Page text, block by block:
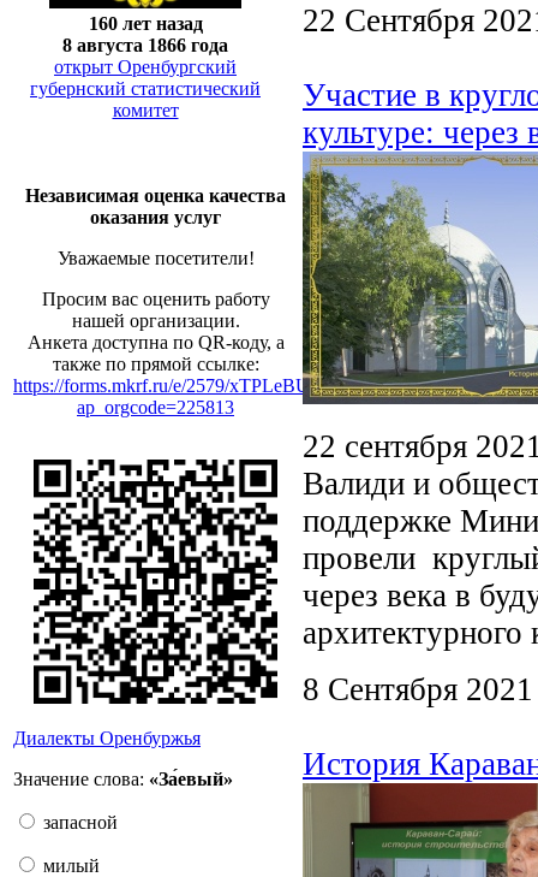
160 лет назад
8 августа 1866 года
открыт Оренбургский
губернский статистический
комитет
Независимая оценка качества
оказания услуг
Уважаемые посетители!
Просим вас оценить работу
нашей организации.
Анкета доступна по QR-коду, а
также по прямой ссылке:
https://forms.mkrf.ru/e/2579/xTPLeBU7/?
ap_orgcode=225813
Диалекты Оренбуржья
Значение слова: «За́евый»
запасной
милый
22 Сентября
Участие в
культуре: через
22 сентября
Валиди и
поддержке
провели
через века в
8 Сентября 2021
История